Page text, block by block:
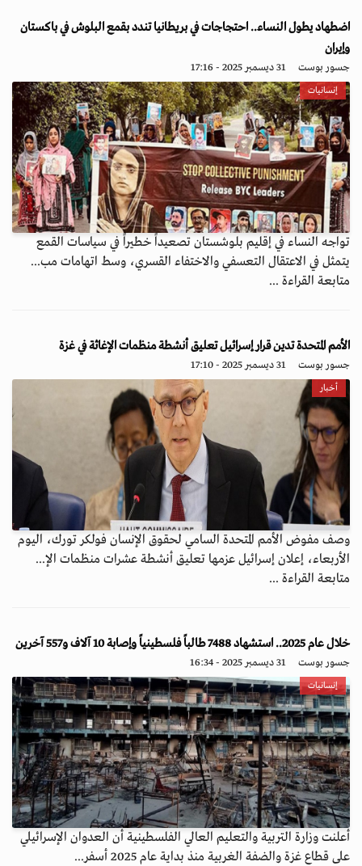
اضطهاد يطول النساء.. احتجاجات في بريطانيا تندد بقمع البلوش في باكستان
وإيران
جسور بوست 31 ديسمبر 2025 - 17:16
إنسانيات
تواجه النساء في إقليم بلوشستان تصعيداً خطيراً في سياسات القمع
يتمثل في الاعتقال التعسفي والاختفاء القسري، وسط اتهامات مب...
متابعة القراءة ...
الأمم المتحدة تدين قرار إسرائيل تعليق أنشطة منظمات الإغاثة في غزة
جسور بوست 31 ديسمبر 2025 - 17:10
أخبار
وصف مفوض الأمم المتحدة السامي لحقوق الإنسان فولكر تورك، اليوم
الأربعاء، إعلان إسرائيل عزمها تعليق أنشطة عشرات منظمات الإ...
متابعة القراءة ...
خلال عام 2025.. استشهاد 7488 طالباً فلسطينياً وإصابة 10 آلاف و557 آخرين
جسور بوست 31 ديسمبر 2025 - 16:34
إنسانيات
أعلنت وزارة التربية والتعليم العالي الفلسطينية أن العدوان الإسرائيلي
على قطاع غزة والضفة الغربية منذ بداية عام 2025 أسفر...